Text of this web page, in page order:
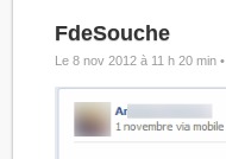
FdeSouche
Le 8 nov 2012 à 11 h 20 min •